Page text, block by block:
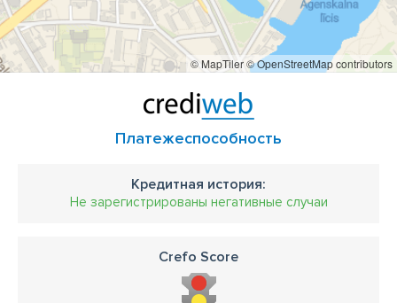
© MapTiler© OpenStreetMap contributors
Платежеспособность
Кредитная история:
Не зарегистрированы негативные случаи
Crefo Score